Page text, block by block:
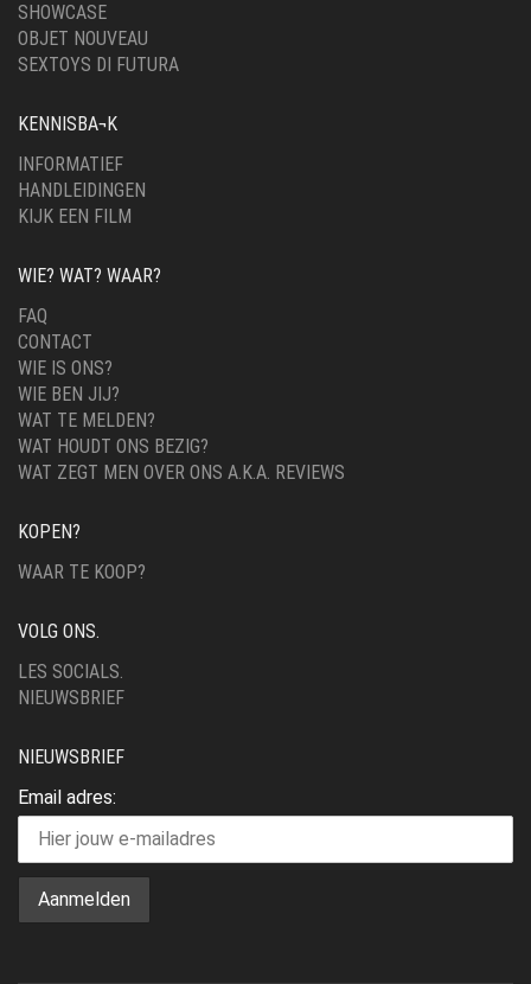
SHOWCASE
OBJET NOUVEAU
SEXTOYS DI FUTURA
KENNISBA¬K
INFORMATIEF
HANDLEIDINGEN
KIJK EEN FILM
WIE? WAT? WAAR?
FAQ
CONTACT
WIE IS ONS?
WIE BEN JIJ?
WAT TE MELDEN?
WAT HOUDT ONS BEZIG?
WAT ZEGT MEN OVER ONS A.K.A. REVIEWS
KOPEN?
WAAR TE KOOP?
VOLG ONS.
LES SOCIALS.
NIEUWSBRIEF
NIEUWSBRIEF
Email adres: